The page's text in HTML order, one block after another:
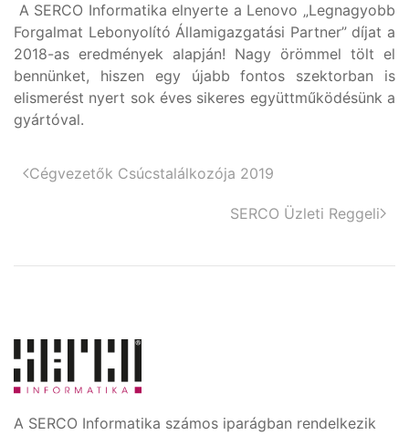
A SERCO Informatika elnyerte a Lenovo „Legnagyobb
Forgalmat Lebonyolító Államigazgatási Partner” díjat a
2018-as eredmények alapján! Nagy örömmel tölt el
bennünket, hiszen egy újabb fontos szektorban is
elismerést nyert sok éves sikeres együttműködésünk a
gyártóval.
Cégvezetők Csúcstalálkozója 2019
SERCO Üzleti Reggeli
A SERCO Informatika számos iparágban rendelkezik